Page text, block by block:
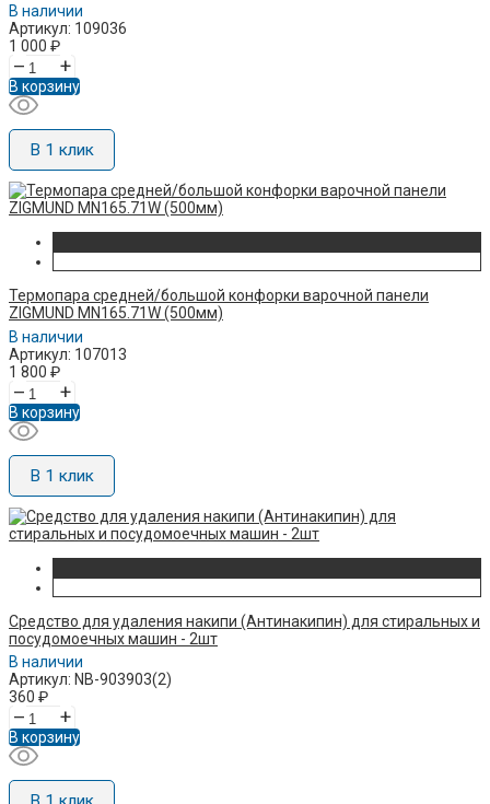
В наличии
Артикул: 109036
1 000 ₽
– +
В корзину
В 1 клик
Термопара средней/большой конфорки варочной панели
ZIGMUND MN165.71W (500мм)
В наличии
Артикул: 107013
1 800 ₽
– +
В корзину
В 1 клик
Средство для удаления накипи (Антинакипин) для стиральных и
посудомоечных машин - 2шт
В наличии
Артикул: NB-903903(2)
360 ₽
– +
В корзину